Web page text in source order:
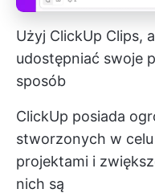
Użyj ClickUp Clips,
udostępniać swoje
sposób
ClickUp posiada
stworzonych w
projektami i
nich są